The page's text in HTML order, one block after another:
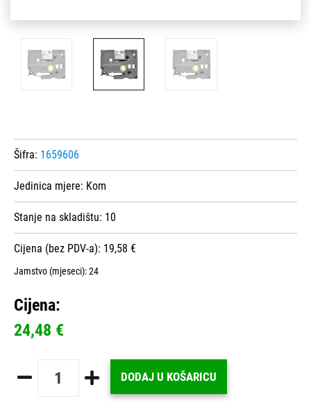
Šifra: 1659606
Jedinica mjere: Kom
Stanje na skladištu: 10
Cijena (bez PDV-a): 19,58 €
Jamstvo (mjeseci):24
Cijena:
24,48 €
DODAJ U KOŠARICU